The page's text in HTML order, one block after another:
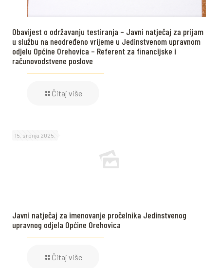
Obavijest o održavanju testiranja – Javni natječaj za prijam
u službu na neodređeno vrijeme u Jedinstvenom upravnom
odjelu Općine Orehovica – Referent za financijske i
računovodstvene poslove
Čitaj više
15. srpnja 2025.
Javni natječaj za imenovanje pročelnika Jedinstvenog
upravnog odjela Općine Orehovica
Čitaj više